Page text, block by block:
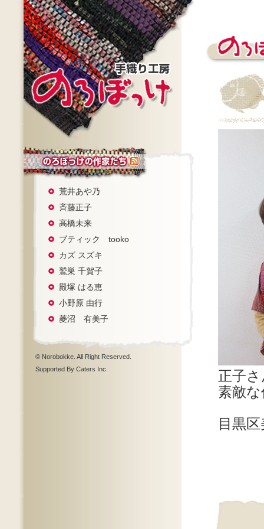
荒井あや乃
斉藤正子
高橋未来
ブティック tooko
カズ スズキ
鷲巣 千賀子
殿塚 はる恵
小野原 由行
菱沼 有美子
© Norobokke. All Right Reserved.
Supported By Caters Inc.
正子
素敵
目黒